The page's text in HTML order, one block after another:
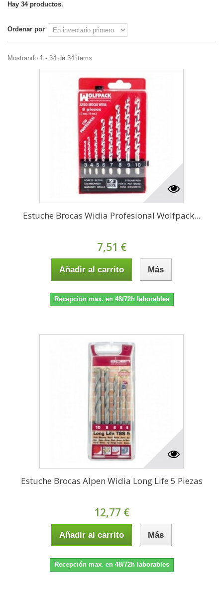
Hay 34 productos.
Ordenar por
Mostrando 1 - 34 de 34 items
Estuche Brocas Widia Profesional Wolfpack...
7,51 €
Añadir al carrito Más
Recepción max. en 48/72h laborables
Estuche Brocas Alpen Widia Long Life 5 Piezas
12,77 €
Añadir al carrito Más
Recepción max. en 48/72h laborables